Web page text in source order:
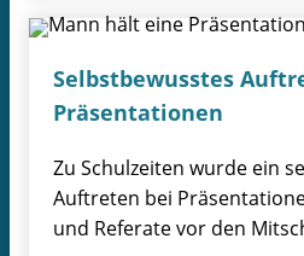
Selbstbewusstes
Präsentationen
Zu Schulzeiten wurde ein
Auftreten bei
und Referate vor den